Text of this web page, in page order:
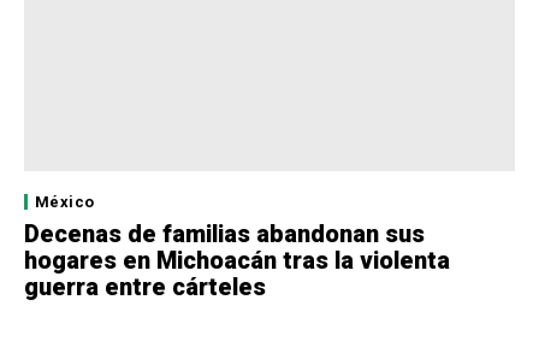
México
Decenas de familias abandonan sus
hogares en Michoacán tras la violenta
guerra entre cárteles